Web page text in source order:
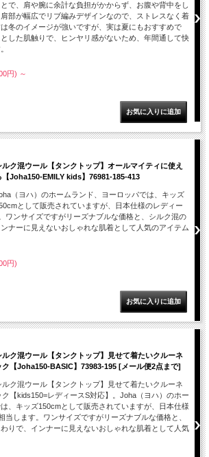
で、肩や腕に余計な負担がかからず、お腹や背中をし
部が幅広でリブ編みデザインなので、ストレスなく着
冬のイメージが強いですが、実は夏にもおすすめで
した肌触りで、ヒンヤリ感がないため、年間通して快
円) ～
ルク混ウール【タンクトップ】オールマイティに使え
【Joha150-EMILY kids】76981-185-413
（ヨハ）のホームランド、ヨーロッパでは、キッズ
として販売されていますが、日本仕様のレディー
ワンサイズですがリーズナブルな価格と、シルク混の
ナーに見えないおしゃれな肌着として人気のアイテム
円)
ルク混ウール【タンクトップ】見せて着たいクルーネ
ク【Joha150-BASIC】73983-195 [メール便2点まで]
ルク混ウール【タンクトップ】見せて着たいクルーネ
ク【kids150=レディースS対応】。Joha（ヨハ）のホー
、キッズ150cmとして販売されていますが、日本仕様
当します。ワンサイズですがリーズナブルな価格と、
りで、インナーに見えないおしゃれな肌着として人気